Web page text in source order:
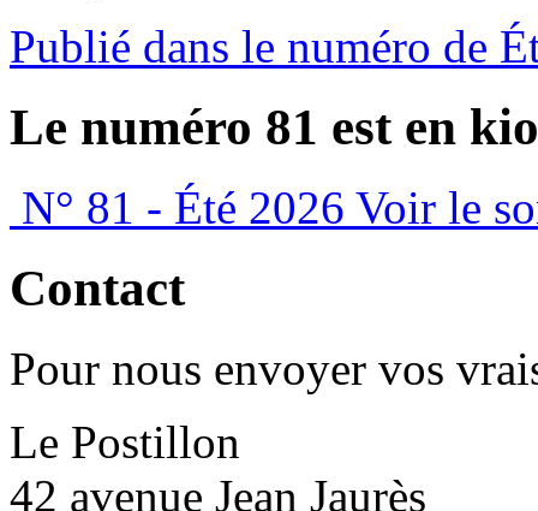
Publié dans le numéro de
Le numéro 81 est en
N° 81 - Été 2026 Voir le
Contact
Pour nous envoyer vos
Le Postillon
42 avenue Jean Jaurès